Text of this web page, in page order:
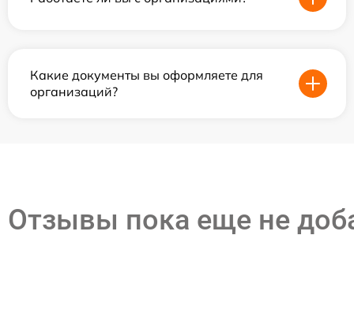
Какие документы вы оформляете для
организаций?
Отзывы пока еще не